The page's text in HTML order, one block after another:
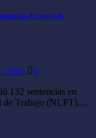
A través de
2020
0
132 sentencias en
de Trabajo (NLPT),…